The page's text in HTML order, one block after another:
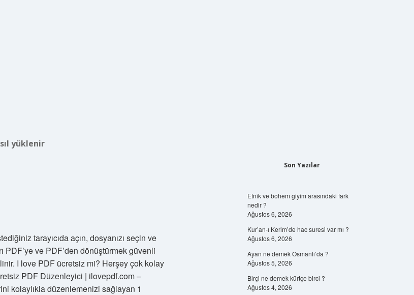
yüklenir
tarayıcıda açın, dosyanızı seçin ve
PDF’ye ve PDF’den dönüştürmek güvenli
I love PDF ücretsiz mi? Herşey çok kolay
PDF Düzenleyici | ilovepdf.com –
kolaylıkla düzenlemenizi sağlayan 1
Son Yazılar
Etnik ve bohem giyim arasındaki fark
nedir ?
Ağustos 6, 2026
Kur’an-ı Kerim’de hac suresi var mı ?
Ağustos 6, 2026
Ayan ne demek Osmanlı’da ?
Ağustos 5, 2026
Birçi ne demek kürtçe birci ?
Ağustos 4, 2026